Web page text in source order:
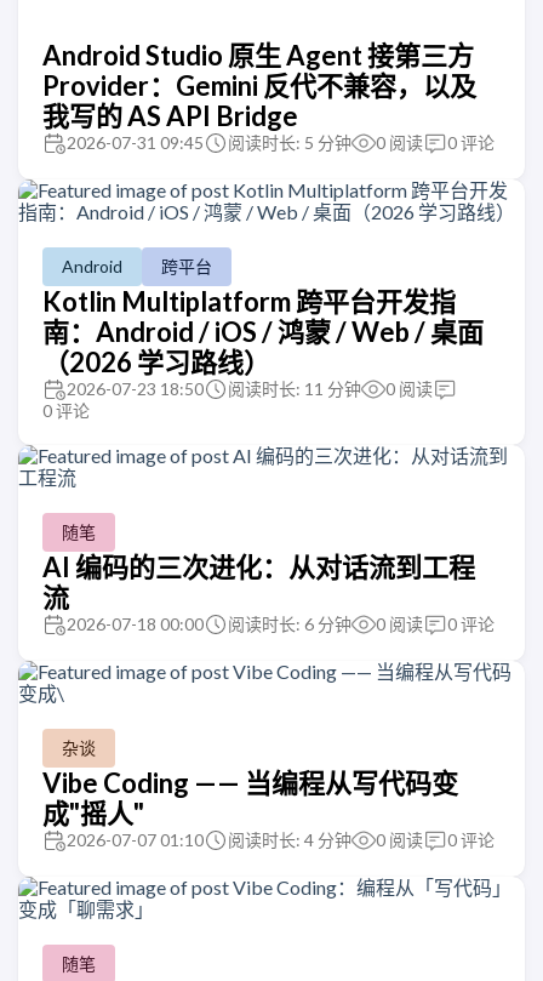
Android Studio 原生 Agent 接第三方
Provider：Gemini 反代不兼容，以及
我写的 AS API Bridge
2026-07-31 09:45 阅读时长: 5 分钟 0 阅读 0评论
Android 跨平台
Kotlin Multiplatform 跨平台开发指
南：Android / iOS / 鸿蒙 / Web / 桌面
（2026 学习路线）
2026-07-23 18:50 阅读时长: 11 分钟 0 阅读
0评论
随笔
AI 编码的三次进化：从对话流到工程
流
2026-07-18 00:00 阅读时长: 6 分钟 0 阅读 0评论
杂谈
Vibe Coding —— 当编程从写代码变
成"摇人"
2026-07-07 01:10 阅读时长: 4 分钟 0 阅读 0评论
随笔